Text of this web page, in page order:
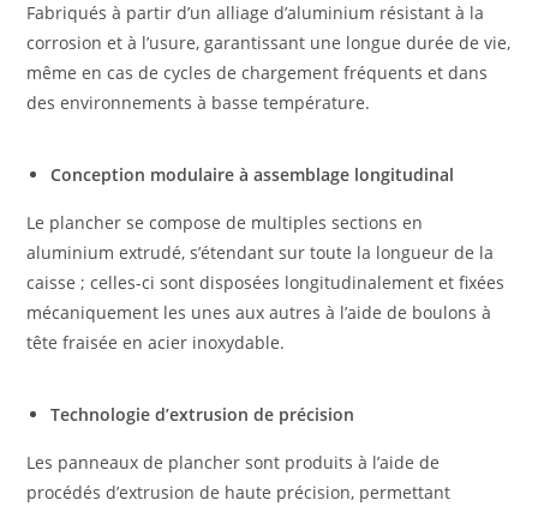
Fabriqués à partir d’un alliage d’aluminium résistant à la
corrosion et à l’usure, garantissant une longue durée de vie,
même en cas de cycles de chargement fréquents et dans
des environnements à basse température.
Conception modulaire à assemblage longitudinal
Le plancher se compose de multiples sections en
aluminium extrudé, s’étendant sur toute la longueur de la
caisse ; celles-ci sont disposées longitudinalement et fixées
mécaniquement les unes aux autres à l’aide de boulons à
tête fraisée en acier inoxydable.
Technologie d’extrusion de précision
Les panneaux de plancher sont produits à l’aide de
procédés d’extrusion de haute précision, permettant